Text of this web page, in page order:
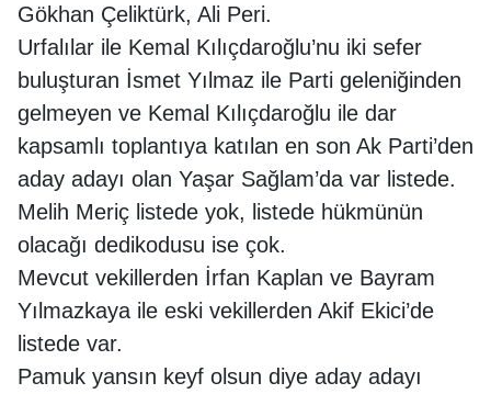
Gökhan Çeliktürk, Ali Peri.
Urfalılar ile Kemal Kılıçdaroğlu’nu iki sefer
buluşturan İsmet Yılmaz ile Parti geleniğinden
gelmeyen ve Kemal Kılıçdaroğlu ile dar
kapsamlı toplantıya katılan en son Ak Parti’den
aday adayı olan Yaşar Sağlam’da var listede.
Melih Meriç listede yok, listede hükmünün
olacağı dedikodusu ise çok.
Mevcut vekillerden İrfan Kaplan ve Bayram
Yılmazkaya ile eski vekillerden Akif Ekici’de
listede var.
Pamuk yansın keyf olsun diye aday adayı